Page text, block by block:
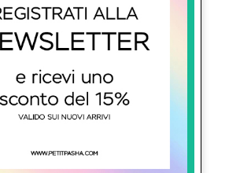
Corso Umberto I 301 Napoli
petitpasha@hotmail.it,
ALLA NEWSLETTER